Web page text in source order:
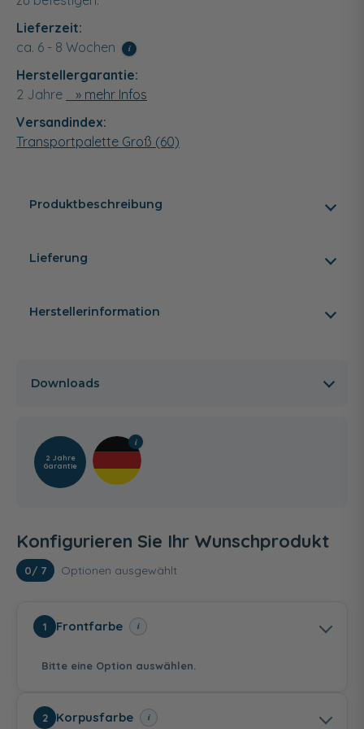
Lieferzeit:
ca. 6 - 8 Wochen
i
Herstellergarantie:
2 Jahre
» mehr Infos
Versandindex:
Transportpalette Groß (60)
Produktbeschreibung
Lieferung
Herstellerinformation
Downloads
2 Jahre
Garantie
Konfigurieren Sie Ihr Wunschprodukt
0/ 7 Optionen ausgewählt
1 Frontfarbe i
Bitte eine Option auswählen.
2 Korpusfarbe i